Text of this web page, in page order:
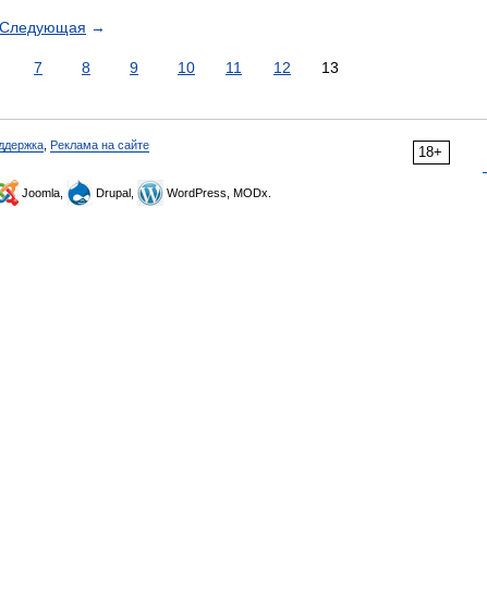
Следующая →
7 8 9 10 11 12 13
18+
Реклама на сайте
Joomla, Drupal, WordPress, MODx.